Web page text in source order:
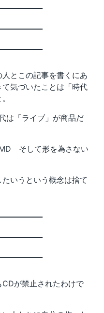
とこの記事を書くにあ
気づいたことは「時代
は「ライブ」が商品だ
そして形を為さない
いうという概念は捨て
が禁止されたわけで